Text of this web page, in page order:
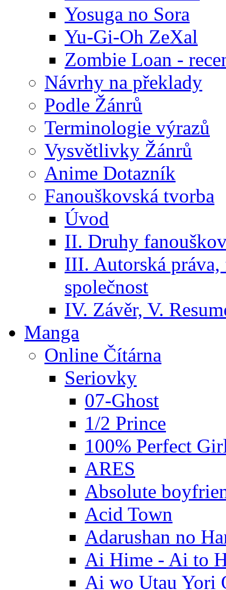
Yosuga no Sora
Yu-Gi-Oh ZeXal
Zombie Loan -
Návrhy na překlady
Podle Žánrů
Terminologie výrazů
Vysvětlivky Žánrů
Anime Dotazník
Fanouškovská tvorba
Úvod
II. Druhy
III. Autorská práva,
společnost
IV. Závěr, V.
Manga
Online Čítárna
Seriovky
07-Ghost
1/2 Prince
100% Perfect
ARES
Absolute
Acid Town
Adarushan no
Ai Hime - Ai to
Ai wo Utau Yori